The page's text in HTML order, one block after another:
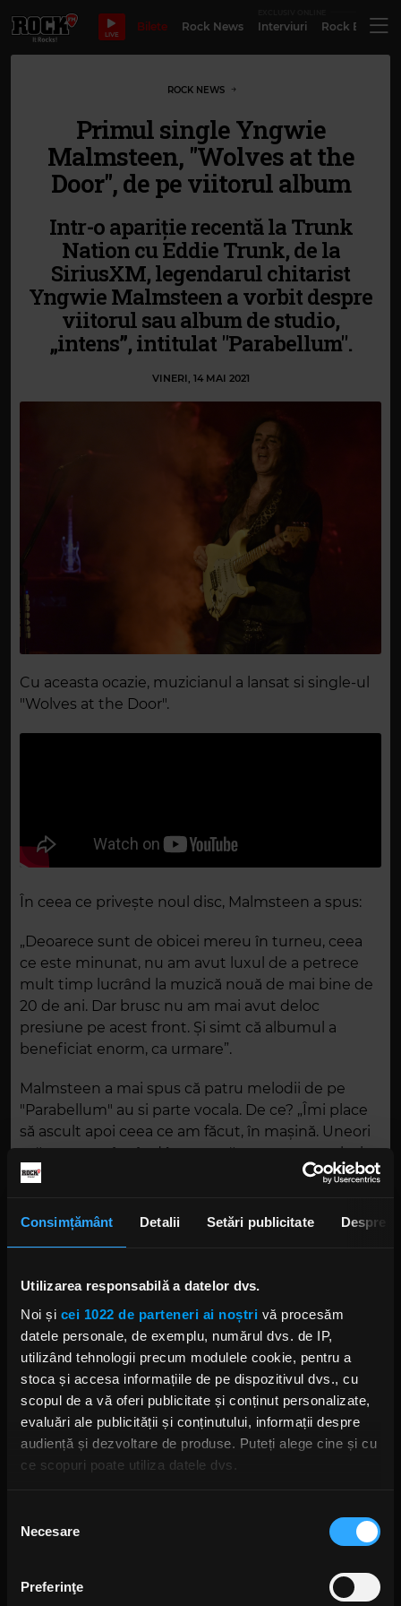
Consimțământ Detalii Setări publicitate Despre
Utilizarea responsabilă a datelor dvs.
Noi și cei 1022 de parteneri ai noștri vă procesăm
datele personale, de exemplu, numărul dvs. de IP,
utilizând tehnologii precum modulele cookie, pentru a
stoca și accesa informațiile de pe dispozitivul dvs., cu
scopul de a vă oferi publicitate și conținut personalizate,
evaluări ale publicității și conținutului, informații despre
audiență și dezvoltare de produse. Puteți alege cine și cu
ce scopuri poate utiliza datele dvs.
Să colectăm informațiile cu privire la locația dvs.
Să vă identificăm dispozitivul scanândul-l în mod
activ după caracteristici specifice (amprentare)
consimțământului
Necesare
Preferinţe
LIVE
Bilete Rock News Interviuri Rock
ROCK NEWS
Primul single Yngwie
Malmsteen, "Wolves at the
Door", de pe viitorul album
Intr-o apariție recentă la Trunk
Nation cu Eddie Trunk, de la
SiriusXM, legendarul chitarist
Yngwie Malmsteen a vorbit despre
viitorul sau album de studio,
„intens”, intitulat "Parabellum".
VINERI, 14 MAI 2021
Cu aceasta ocazie, muzicianul a lansat si single-ul
"Wolves at the Door".
În ceea ce privește noul disc, Malmsteen a spus:
„Deoarece sunt de obicei mereu în turneu, ceea
ce este minunat, nu am avut luxul de a petrece
mult timp lucrând la muzică nouă de mai bine de
20 de ani. Dar brusc nu am mai avut deloc
presiune pe acest front. Și simt că albumul a
beneficiat enorm, ca urmare”.
Malmsteen a mai spus că patru melodii de pe
"Parabellum" au si parte vocala. De ce? „Îmi place
să ascult apoi ceea ce am făcut, în mașină. Uneori
mă trezesc cântând împreună cu ceea ce trebuia
să fie un instrument. Atunci îmi dau seama că
opusul”.
Foto: Getty Images/ Guliver.
YNGWIE MALMSTEEN
Green Day a lansat un canal
YouTube cu transmisie non-stop